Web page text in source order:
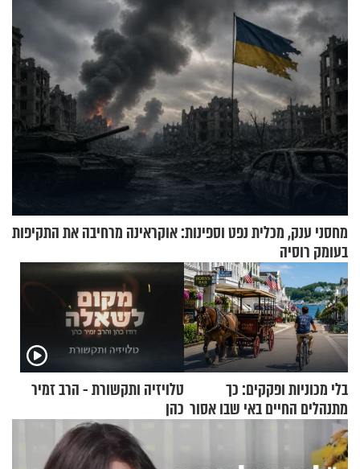
מחסני ענק, מכלית נפט וספינות: אוקראינה מרחיבה את התקיפות
בעומק רוסיה
בלי מכוניות ופקקים: כך
מתנהלים החיים באי שבו אסור
לנהוג כבר יותר מ-120 שנה
טלויזיה ותקשורת - הרב זמיר
כהן